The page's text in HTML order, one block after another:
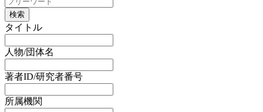
検索
タイトル
人物/団体名
著者ID/研究者番号
所属機関